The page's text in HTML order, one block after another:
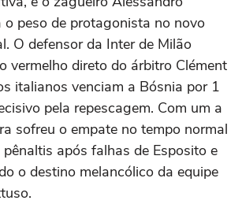
o peso de protagonista no novo
O defensor da Inter de Milão
vermelho direto do árbitro Clément
italianos venciam a Bósnia por 1
pela repescagem. Com um a
sofreu o empate no tempo normal
após falhas de Esposito e
o destino melancólico da equipe